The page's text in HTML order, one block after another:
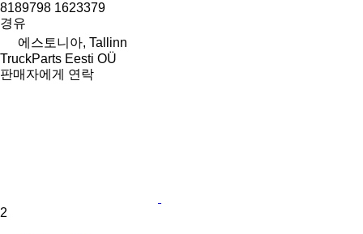
8189798 1623379
경유
에스토니아, Tallinn
TruckParts Eesti OÜ
판매자에게 연락
2